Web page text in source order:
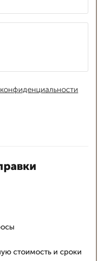
стоимость и сроки